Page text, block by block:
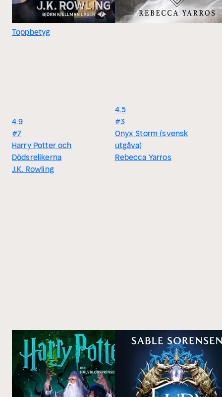
Toppbetyg
4.9
#7
Harry Potter och
Dödsrelikerna
J.K. Rowling
4.5
#3
Onyx Storm (svensk
utgåva)
Rebecca Yarros